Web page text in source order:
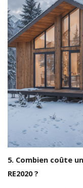
5. Combien coûte
RE2020 ?